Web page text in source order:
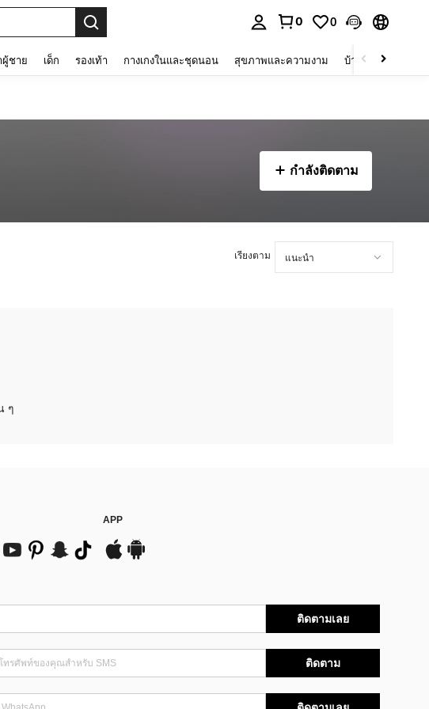
0 0
ผู้ชาย เด็ก รองเท้า กางเกงในและชุดนอน สุขภาพและความงาม บ้านและที่อยู่อาศัย
กำลังติดตาม
เรียงตาม
ๆ
APP
ติดตามเลย
ติดตาม